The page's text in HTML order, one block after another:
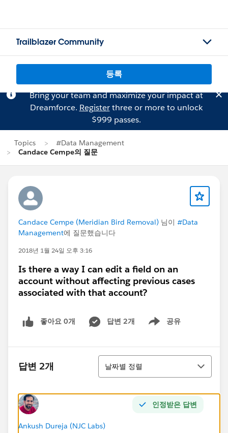
Trailblazer Community
등록
Bring your team and maximize your impact at
Dreamforce. Registerthree or more to unlock
$999 passes.
Topics
#Data Management
Candace Cempe의 질문
Candace Cempe (Meridian Bird Removal) 님이 #Data
Management에 질문했습니다
2018년 1월 24일 오후 3:16
Is there a way I can edit a field on an
account without affecting previous cases
associated with that account?
좋아요 0개 답변 2개 공유
Show menu
답변 2개
정렬
날짜별 정렬
인정받은 답변
Ankush Dureja (NJC Labs)